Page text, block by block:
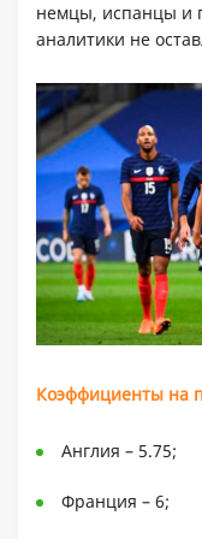
немцы, испанцы и
аналитики не
Коэффициенты на
Англия – 5.75;
Франция – 6;